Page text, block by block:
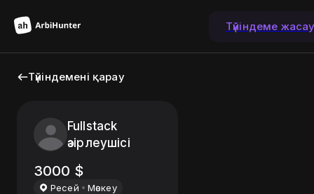
Түйіндеме
Түйіндемені қарау
Fullstack
әзірлеушісі
3000 $
Ресей
Мәскеу